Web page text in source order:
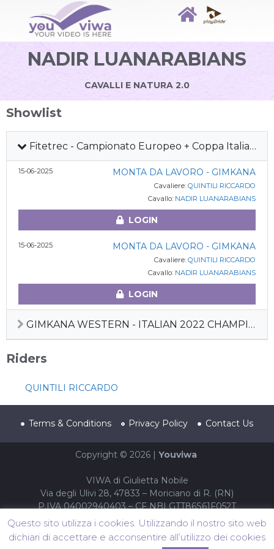
NADIR LUANARABIANS
CAVALLI E NATURA 2.0
Showlist
Fitetrec - Campionato Europeo + Coppa Italia Gimkana Western 2025 + MdL
15-06-2025 MONTA DA LAVORO - GIMKANA
Cavaliere: QUINTILI RICCARDO
Cavallo: NADIR LUANARABIANS
LOGIN
15-06-2025 MONTA DA LAVORO - GIMKANA
Cavaliere: QUINTILI RICCARDO
Cavallo: NADIR LUANARABIANS
LOGIN
GIMKANA WESTERN - ITALIAN 2022 CHAMPIONSHIP
Riders
QUINTILI RICCARDO
Terms & Conditions Privacy Policy Contact Us
Copyright © 2026 | Youviwa
VIWA di Giulietta Nobile
Via degli Ulivi 28, 47833 – Moriciano di R. (RN)
P.IVA 04002940403 – CF NBLGTT86S61F052T
Questo sito utilizza i cookies. Utilizzando il nostro sito web
dichiari di accettare e acconsentire all’utilizzo dei cookies